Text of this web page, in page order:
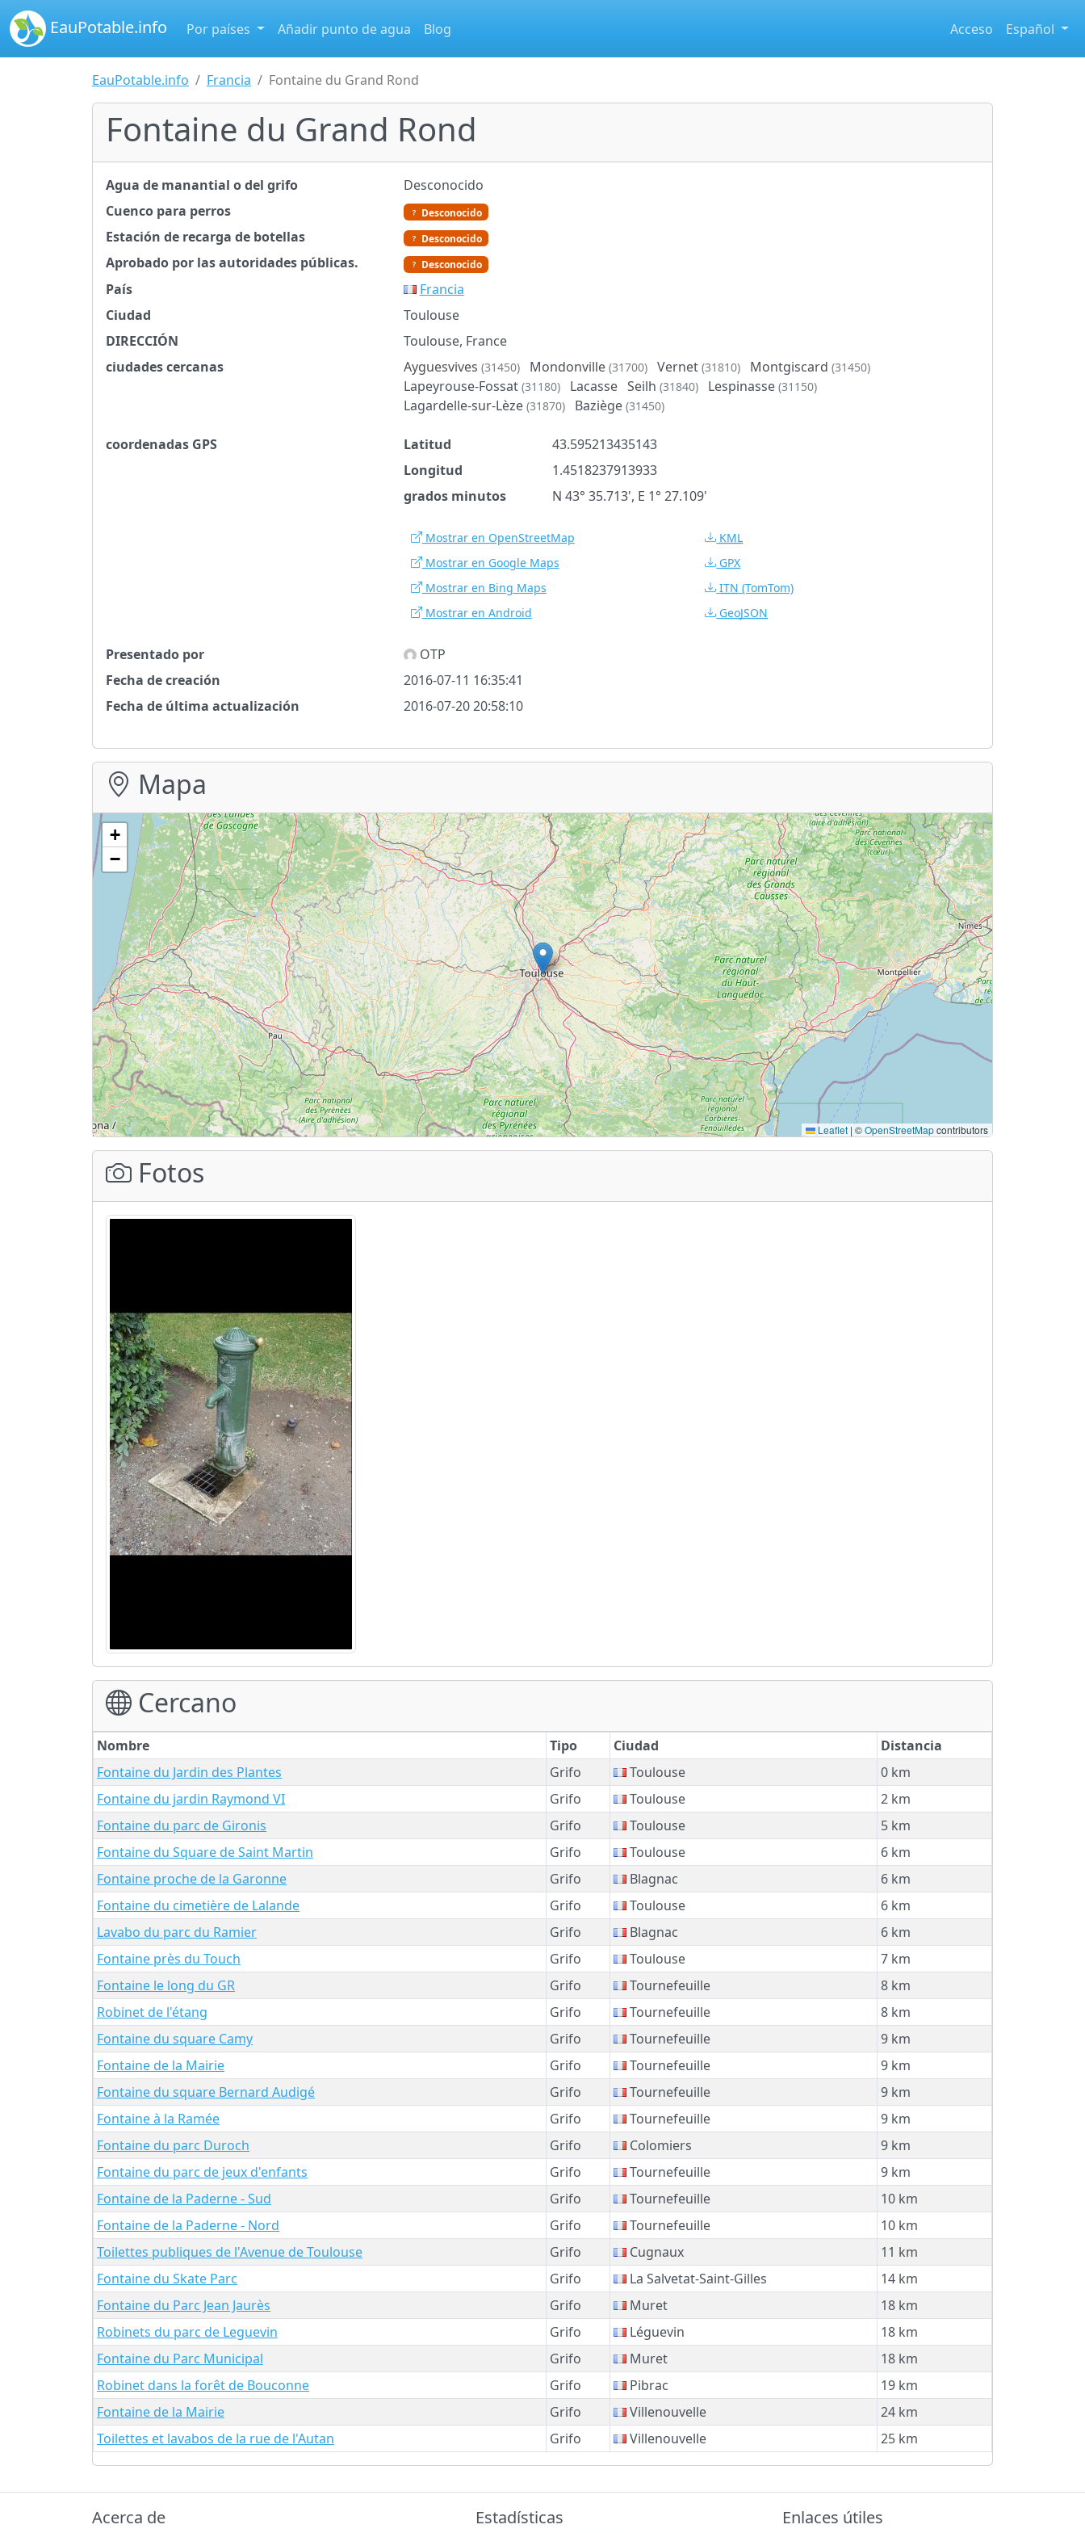
EauPotable.info Por países Añadir punto de agua Blog Acceso Español
EauPotable.info Francia Fontaine du Grand Rond
Fontaine du Grand Rond
Agua de manantial o del grifo
Desconocido
Cuenco para perros
Desconocido
Estación de recarga de botellas Desconocido
Aprobado por las autoridades públicas. Desconocido
País
Francia
Ciudad
Toulouse
DIRECCIÓN
Toulouse, France
ciudades cercanas
Ayguesvives (31450) Mondonville (31700) Vernet (31810) Montgiscard (31450)
Lapeyrouse-Fossat (31180) Lacasse Seilh (31840) Lespinasse (31150)
Lagardelle-sur-Lèze (31870) Baziège (31450)
coordenadas GPS Latitud
43.595213435143
Longitud
1.4518237913933
grados minutos
N 43° 35.713', E 1° 27.109'
Mostrar en OpenStreetMap
Mostrar en Google Maps
Mostrar en Bing Maps
Mostrar en Android
KML
GPX
ITN (TomTom)
GeoJSON
Presentado por
OTP
Fecha de creación
2016-07-11 16:35:41
Fecha de última actualización
2016-07-20 20:58:10
Mapa
+
−
Leaflet | ©OpenStreetMapcontributors
Fotos
Cercano
Nombre Tipo Ciudad
Distancia
Fontaine du Jardin des Plantes
Grifo Toulouse
0 km
Fontaine du jardin Raymond VI
Grifo Toulouse
2 km
Fontaine du parc de Gironis
Grifo Toulouse
5 km
Fontaine du Square de Saint Martin
Grifo Toulouse
6 km
Fontaine proche de la Garonne
Grifo Blagnac
6 km
Fontaine du cimetière de Lalande
Grifo Toulouse
6 km
Lavabo du parc du Ramier
Grifo Blagnac
6 km
Fontaine près du Touch
Grifo Toulouse
7 km
Fontaine le long du GR
Grifo Tournefeuille
8 km
Robinet de l'étang
Grifo Tournefeuille
8 km
Fontaine du square Camy
Grifo Tournefeuille
9 km
Fontaine de la Mairie
Grifo Tournefeuille
9 km
Fontaine du square Bernard Audigé
Grifo Tournefeuille
9 km
Fontaine à la Ramée
Grifo Tournefeuille
9 km
Fontaine du parc Duroch
Grifo Colomiers
9 km
Fontaine du parc de jeux d'enfants
Grifo Tournefeuille
9 km
Fontaine de la Paderne - Sud
Grifo Tournefeuille
10 km
Fontaine de la Paderne - Nord
Grifo Tournefeuille
10 km
Toilettes publiques de l'Avenue de Toulouse
Grifo Cugnaux
11 km
Fontaine du Skate Parc
Grifo La Salvetat-Saint-Gilles
14 km
Fontaine du Parc Jean Jaurès
Grifo Muret
18 km
Robinets du parc de Leguevin
Grifo Léguevin
18 km
Fontaine du Parc Municipal
Grifo Muret
18 km
Robinet dans la forêt de Bouconne
Grifo Pibrac
19 km
Fontaine de la Mairie
Grifo Villenouvelle
24 km
Toilettes et lavabos de la rue de l'Autan
Grifo Villenouvelle 25 km
Acerca de Estadísticas Enlaces útiles